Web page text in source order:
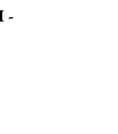
-